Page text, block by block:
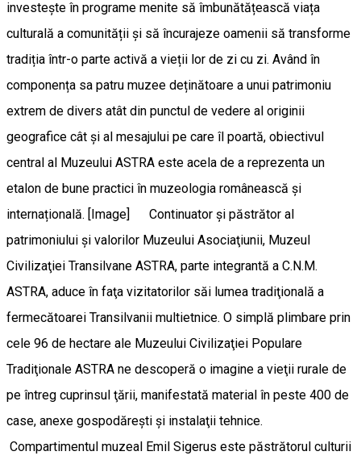
investește în programe menite să îmbunătățească viața
culturală a comunității și să încurajeze oamenii să transforme
tradiția într-o parte activă a vieții lor de zi cu zi. Având în
componența sa patru muzee deținătoare a unui patrimoniu
extrem de divers atât din punctul de vedere al originii
geografice cât și al mesajului pe care îl poartă, obiectivul
central al Muzeului ASTRA este acela de a reprezenta un
etalon de bune practici în muzeologia românească și
internațională. [Image] Continuator şi păstrător al
patrimoniului şi valorilor Muzeului Asociaţiunii, Muzeul
Civilizaţiei Transilvane ASTRA, parte integrantă a C.N.M.
ASTRA, aduce în faţa vizitatorilor săi lumea tradiţională a
fermecătoarei Transilvanii multietnice. O simplă plimbare prin
cele 96 de hectare ale Muzeului Civilizaţiei Populare
Tradiţionale ASTRA ne descoperă o imagine a vieţii rurale de
pe întreg cuprinsul ţării, manifestată material în peste 400 de
case, anexe gospodăreşti şi instalaţii tehnice.
Compartimentul muzeal Emil Sigerus este păstrătorul culturii